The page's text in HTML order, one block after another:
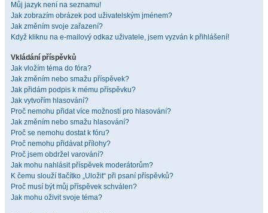
Můj jazyk není na seznamu!
Jak zobrazím obrázek pod uživatelským jménem?
Jak změním svoje zařazení?
Když kliknu na e-mailový odkaz uživatele, jsem vyzván k přihlášení!
Vkládání příspěvků
Jak vložím téma do fóra?
Jak změním nebo smažu příspěvek?
Jak přidám podpis k mému příspěvku?
Jak vytvořím hlasování?
Proč nemohu přidat více možností pro hlasování?
Jak změním nebo smažu hlasování?
Proč se nemohu dostat k fóru?
Proč nemohu přidávat přílohy?
Proč jsem obdržel varování?
Jak mohu nahlásit příspěvek moderátorům?
K čemu slouží tlačítko „Uložit“ při psaní příspěvků?
Proč musí být můj příspěvek schválen?
Jak mohu oživit svoje téma?